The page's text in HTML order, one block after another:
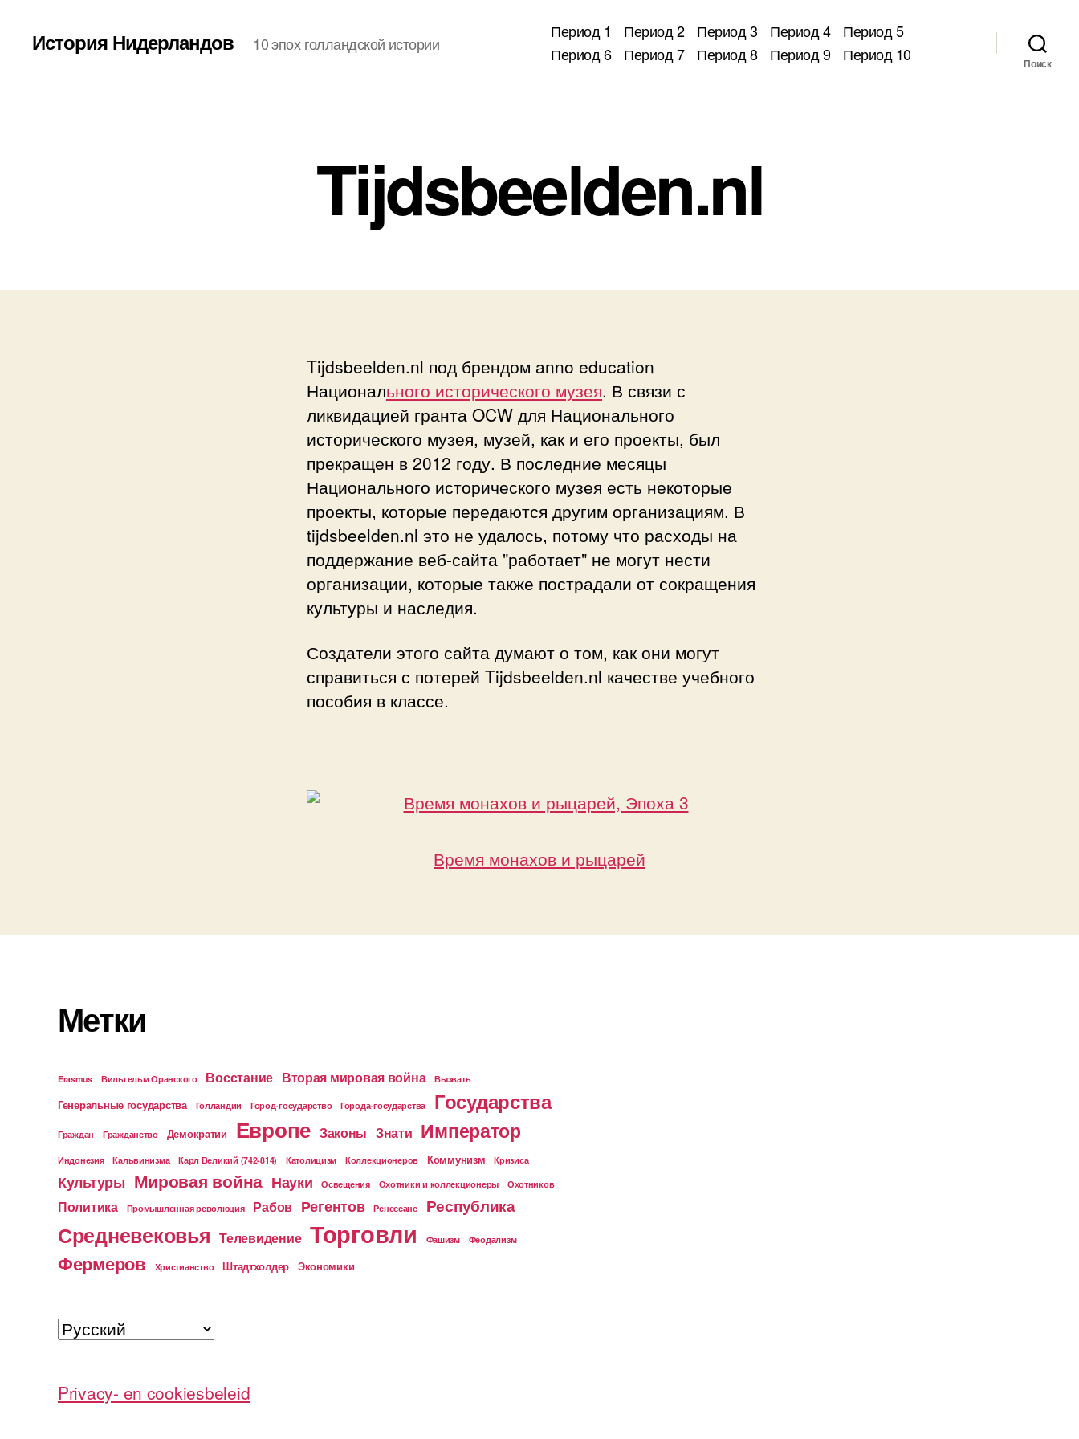
История Нидерландов 10 эпох голландской истории
Период 1 Период 2 Период 3 Период 4
Период 5
Период 6
Период 7 Период 8 Период 9 Период 10 Поиск
Tijdsbeelden.nl
Tijdsbeelden.nl под брендом anno education
Национального исторического музея. В связи с
ликвидацией гранта OCW для Национального
исторического музея, музей, как и его проекты, был
прекращен в 2012 году. В последние месяцы
Национального исторического музея есть некоторые
проекты, которые передаются другим организациям. В
tijdsbeelden.nl это не удалось, потому что расходы на
поддержание веб-сайта "работает" не могут нести
организации, которые также пострадали от сокращения
культуры и наследия.
Создатели этого сайта думают о том, как они могут
справиться с потерей Tijdsbeelden.nl качестве учебного
пособия в классе.
Время монахов и рыцарей
Метки
Erasmus Вильгельм Оранского Восстание Вторая мировая война Вызвать
Генеральные государства Голландии Город-государство Города-государства Государства
Граждан Гражданство Демократии Европе Законы Знати Император
Индонезия Кальвинизма Карл Великий (742-814) Католицизм Коллекционеров Коммунизм Кризиса
Культуры Мировая война Науки Освещения Охотники и коллекционеры Охотников
Политика Промышленная революция Рабов Регентов Ренессанс Республика
Средневековья Телевидение Торговли Фашизм Феодализм
Фермеров Христианство Штадтхолдер Экономики
Выбрать
язык
Privacy- en cookiesbeleid